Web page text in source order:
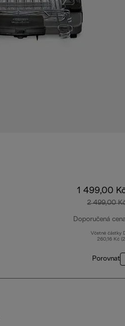
1 499,00
2 499,00
Doporučená
Včetně částky
260,16 Kč
Porovnat